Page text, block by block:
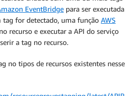
EventBridge para ser executada
for detectado, uma função AWS
recurso e executar a API do serviço
a tag no recurso.
no tipos de recursos existentes nesse